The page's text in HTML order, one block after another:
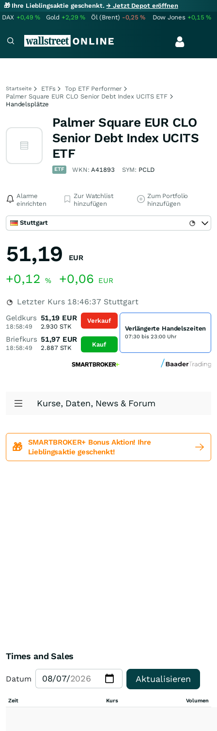
🎁 Ihre Lieblingsaktie geschenkt.→ Jetzt Depot eröffnen
DAX +0,49% Gold +2,29% Öl (Brent) -0,25% Dow Jones +0,15%
Startseite ETFs
Top ETF Performer
Palmer Square EUR CLO Senior Debt Index UCITS ETF
Handelsplätze
Palmer Square EUR CLO
Senior Debt Index UCITS
ETF
ETF WKN:A41893 SYM: PCLD
Alarme
einrichten
Zur Watchlist
hinzufügen
Zum Portfolio
hinzufügen
Stuttgart
51,19 EUR
+0,12 % +0,06 EUR
Letzter Kurs 18:46:37 Stuttgart
Geldkurs
18:58:49
51,19 EUR
2.930STK
Briefkurs
18:58:49
51,97 EUR
2.887STK
Verkauf
Kauf
Verlängerte Handelszeiten
07:30 bis 23:00 Uhr
Kurse, Daten, News & Forum
🎁
SMARTBROKER+ Bonus Aktion! Ihre
Lieblingsaktie geschenkt!
Times and Sales
Datum Aktualisieren
Zeit Kurs Volumen